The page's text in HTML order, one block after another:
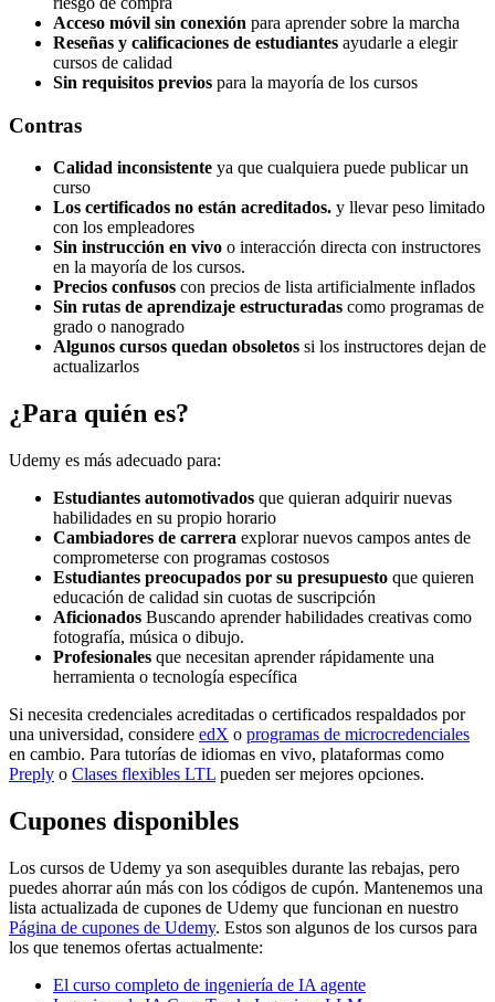
Acceso móvil sin conexión para aprender sobre la marcha
Reseñas y calificaciones de estudiantes ayudarle a elegir
cursos de calidad
Sin requisitos previos para la mayoría de los cursos
Contras
Calidad inconsistente ya que cualquiera puede publicar un
curso
Los certificados no están acreditados. y llevar peso limitado
con los empleadores
Sin instrucción en vivo o interacción directa con instructores
en la mayoría de los cursos.
Precios confusos con precios de lista artificialmente inflados
Sin rutas de aprendizaje estructuradas como programas de
grado o nanogrado
Algunos cursos quedan obsoletos si los instructores dejan de
actualizarlos
¿Para quién es?
Udemy es más adecuado para:
Estudiantes automotivados que quieran adquirir nuevas
habilidades en su propio horario
Cambiadores de carrera explorar nuevos campos antes de
comprometerse con programas costosos
Estudiantes preocupados por su presupuesto que quieren
educación de calidad sin cuotas de suscripción
Aficionados Buscando aprender habilidades creativas como
fotografía, música o dibujo.
Profesionales que necesitan aprender rápidamente una
herramienta o tecnología específica
Si necesita credenciales acreditadas o certificados respaldados por
una universidad, considere edX o programas de microcredenciales
en cambio. Para tutorías de idiomas en vivo, plataformas como
Preply o Clases flexibles LTL pueden ser mejores opciones.
Cupones disponibles
Los cursos de Udemy ya son asequibles durante las rebajas, pero
puedes ahorrar aún más con los códigos de cupón. Mantenemos una
lista actualizada de cupones de Udemy que funcionan en nuestro
Página de cupones de Udemy. Estos son algunos de los cursos para
los que tenemos ofertas actualmente:
El curso completo de ingeniería de IA agente